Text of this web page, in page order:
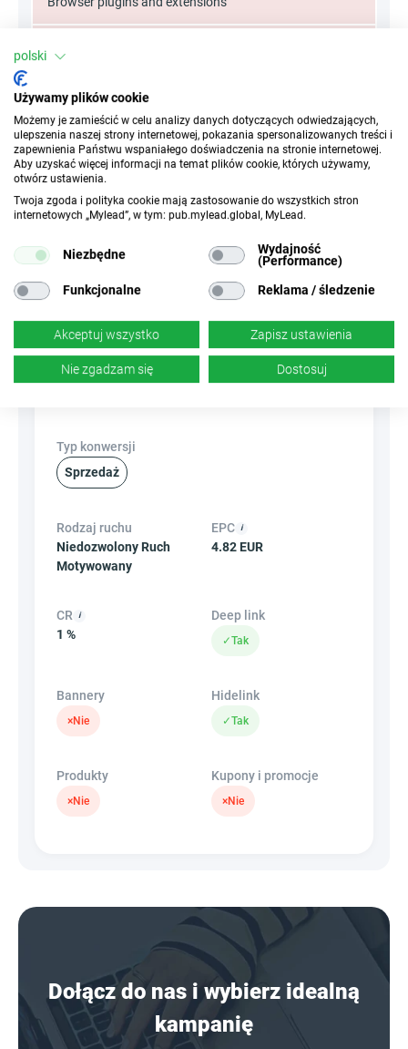
Targeted advertising (Facebook, VK, myTarget, TikTok
and others)
Communicators
Adult Traffic
Atrybuty
Urządzenia
Typ konwersji
Sprzedaż
Rodzaj ruchu
Niedozwolony Ruch
Motywowany
EPC
4.82 EUR
CR
1 %
Deep link
✓Tak
Bannery
×Nie
Hidelink
✓Tak
Produkty
×Nie
Kupony i promocje
×Nie
Dołącz do nas i wybierz idealną
kampanię
polski
Używamy plików cookie
Możemy je zamieścić w celu analizy danych dotyczących odwiedzających,
ulepszenia naszej strony internetowej, pokazania spersonalizowanych treści i
zapewnienia Państwu wspaniałego doświadczenia na stronie internetowej.
Aby uzyskać więcej informacji na temat plików cookie, których używamy,
otwórz ustawienia.
Twoja zgoda i polityka cookie mają zastosowanie do wszystkich stron
internetowych „Mylead”, w tym: pub.mylead.global, MyLead.
Niezbędne
Wydajność
(Performance)
Funkcjonalne Reklama / śledzenie
Akceptuj wszystko Zapisz ustawienia
Nie zgadzam się Dostosuj